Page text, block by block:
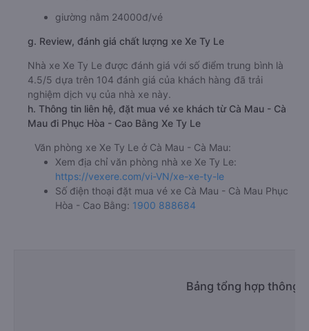
giường nằm 24000đ/vé
g. Review, đánh giá chất lượng xe Xe Ty Le
Nhà xe Xe Ty Le được đánh giá với số điểm trung bình là
4.5/5 dựa trên 104 đánh giá của khách hàng đã trải
nghiệm dịch vụ của nhà xe này.
h. Thông tin liên hệ, đặt mua vé xe khách từ Cà Mau - Cà
Mau đi Phục Hòa - Cao Bằng Xe Ty Le
Văn phòng xe Xe Ty Le ở Cà Mau - Cà Mau:
Xem địa chỉ văn phòng nhà xe Xe Ty Le:
https://vexere.com/vi-VN/xe-xe-ty-le
Số điện thoại đặt mua vé xe Cà Mau - Cà Mau Phục
Hòa - Cao Bằng: 1900 888684
Bảng tổng hợp thông